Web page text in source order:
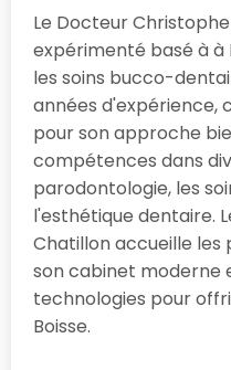
Le Docteur
expérimenté basé à à
les soins bucco-
années d'expérience,
pour son approche
compétences dans
parodontologie, les
l'esthétique dentaire.
Chatillon accueille
son cabinet moderne
technologies pour
Boisse.